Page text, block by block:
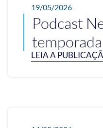
19/05/2026
Podcast
temporada
LEIA A